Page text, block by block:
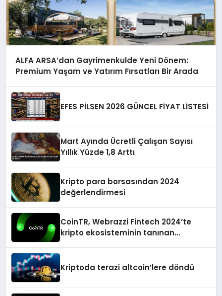
ALFA ARSA’dan Gayrimenkulde Yeni Dönem:
Premium Yaşam ve Yatırım Fırsatları Bir Arada
EFES PİLSEN 2026 GÜNCEL FİYAT LİSTESİ
Mart Ayında Ücretli Çalışan Sayısı
Yıllık Yüzde 1,8 Arttı
Kripto para borsasından 2024
değerlendirmesi
CoinTR, Webrazzi Fintech 2024’te
kripto ekosisteminin tanınan
Kriptoda terazi altcoin’lere döndü